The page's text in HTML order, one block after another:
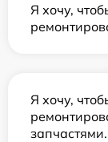
Я хочу,
Я хочу,
запчастями.